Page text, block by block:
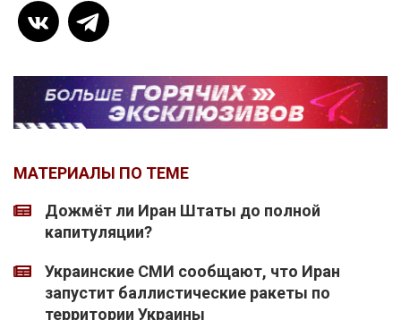
МАТЕРИАЛЫ ПО ТЕМЕ
Дожмёт ли Иран Штаты до полной
капитуляции?
Украинские СМИ сообщают, что Иран
запустит баллистические ракеты по
территории Украины